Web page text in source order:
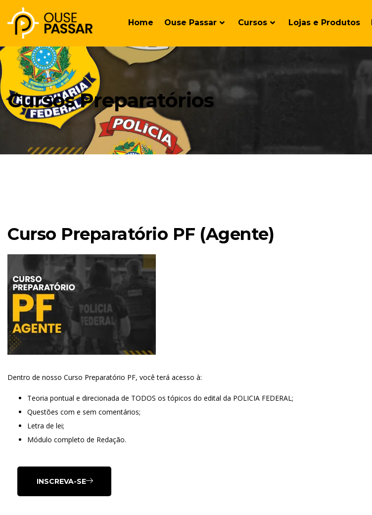
Home Ouse Passar Cursos Lojas e Produtos
Cursos Preparatórios
Curso Preparatório PF (Agente)
Dentro de nosso Curso Preparatório PF, você terá acesso à:
Teoria pontual e direcionada de TODOS os tópicos do edital da POLICIA FEDERAL;
Questões com e sem comentários;
Letra de lei;
Módulo completo de Redação.
INSCREVA-SE